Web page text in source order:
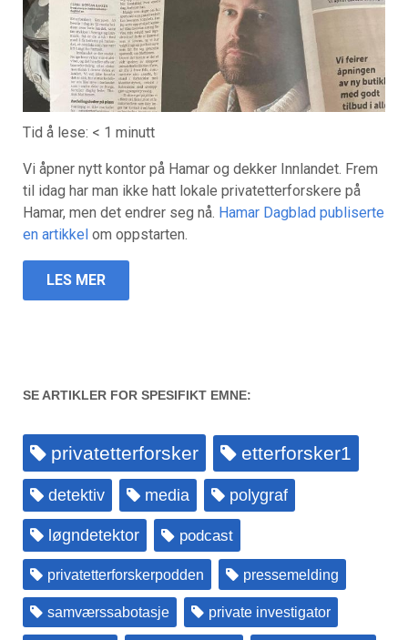
Tid å lese: < 1 minutt
Vi åpner nytt kontor på Hamar og dekker Innlandet. Frem
til idag har man ikke hatt lokale privatetterforskere på
Hamar, men det endrer seg nå. Hamar Dagblad publiserte
en artikkel om oppstarten.
LES MER
SE ARTIKLER FOR SPESIFIKT EMNE:
privatetterforsker etterforsker1
detektiv media polygraf
løgndetektor podcast
privatetterforskerpodden pressemelding
samværssabotasje private investigator